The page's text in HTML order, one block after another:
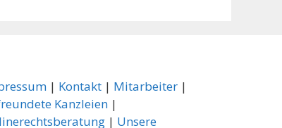
| Kontakt| Mitarbeiter|
Kanzleien|
| Unsere